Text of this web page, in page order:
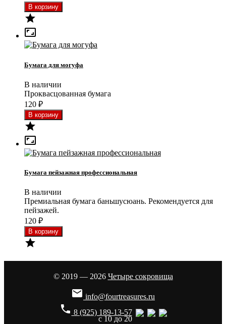


Бумага для могуфа
В наличии
Проквасцованная бумага
120 ₽


Бумага пейзажная профессиональная
В наличии
Премиальная бумага баньшусюань. Рекомендуется для
пейзажей.
120 ₽

© 2019 — 2026 Четыре сокровища
 info@fourtreasures.ru
phone 8 (925) 189-13-57
с 10 до 20